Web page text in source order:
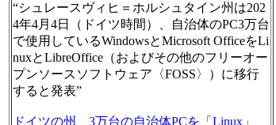
“シュレースヴィヒ＝ホルシュタイン州は202
4年4月4日（ドイツ時間）、自治体のPC3万台
で使用しているWindowsとMicrosoft OfficeをLi
nuxとLibreOffice（およびその他のフリーオー
プンソースソフトウェア〈FOSS〉）に移行
すると発表”
ドイツの州、3万台の自治体PCを「Linux」